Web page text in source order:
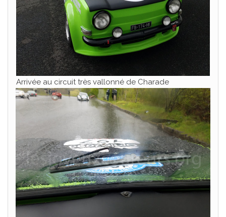
Arrivée au circuit très vallonné de Charade